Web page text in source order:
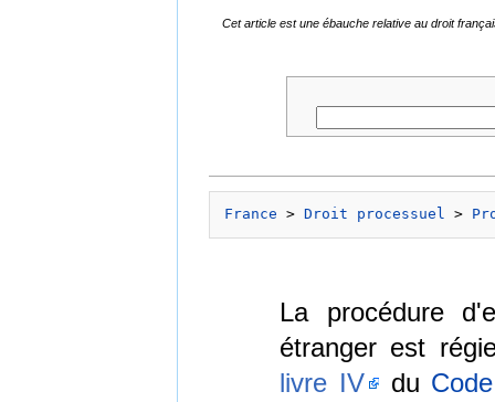
Cet article est une ébauche relative au droit
France > Droit processuel >
La procédure
étranger est
livre IV du